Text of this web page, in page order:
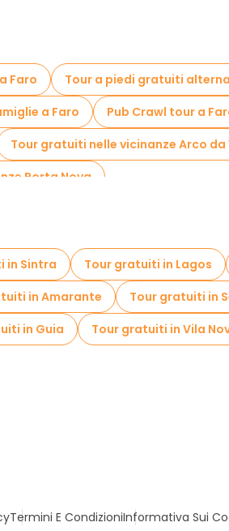
Faro
Tour a piedi gratuiti
a Faro
Pub Crawl tour a
Tour gratuiti nelle vicinanze Arco da
Porta Nova
in Sintra
Tour gratuiti in Lagos
in Amarante
Tour gratuiti in
in Guia
Tour gratuiti in Vila
Termini E CondizioniInformativa Sui